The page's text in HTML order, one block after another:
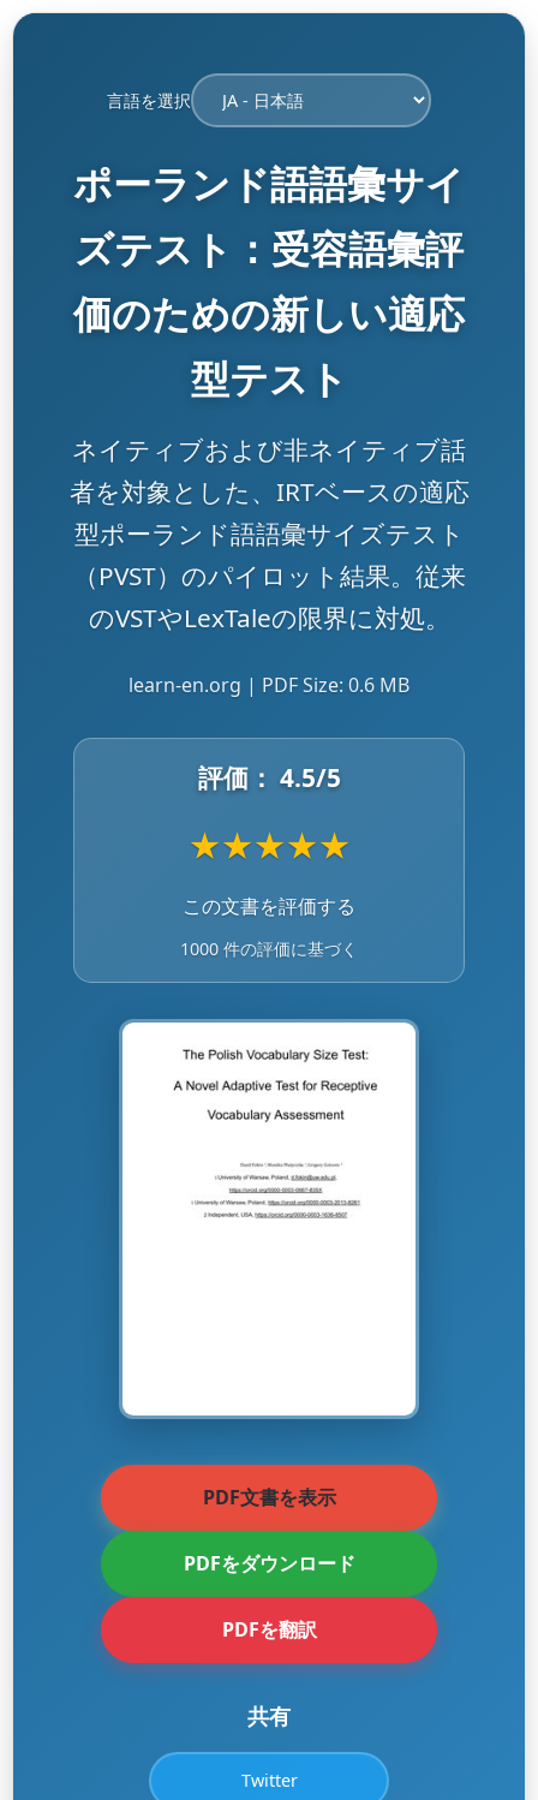
言語を選択
ポーランド語語彙サイ
ズテスト：受容語彙評
価のための新しい適応
型テスト
ネイティブおよび非ネイティブ話
者を対象とした、IRTベースの適応
型ポーランド語語彙サイズテスト
（PVST）のパイロット結果。従来
のVSTやLexTaleの限界に対処。
learn-en.org | PDF Size: 0.6 MB
評価： 4.5/5
★★★★★
この文書を評価する
1000 件の評価に基づく
PDF文書を表示
PDFをダウンロード
PDFを翻訳
共有
Twitter